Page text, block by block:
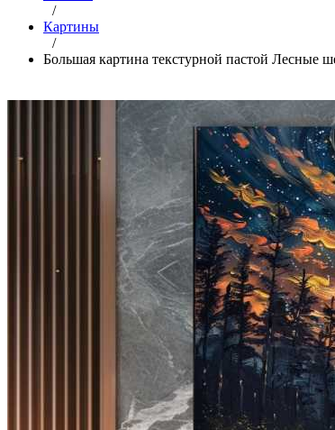
/
Картины
/
Большая картина текстурной пастой Лесные